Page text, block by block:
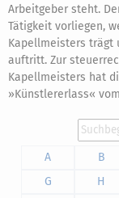
Arbeitgeber steht.
Tätigkeit vorliegen,
Kapellmeisters trägt
auftritt. Zur
Kapellmeisters hat
»Künstlererlass«
A
B
G
H